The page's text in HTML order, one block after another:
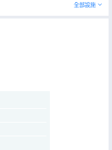
全部設施